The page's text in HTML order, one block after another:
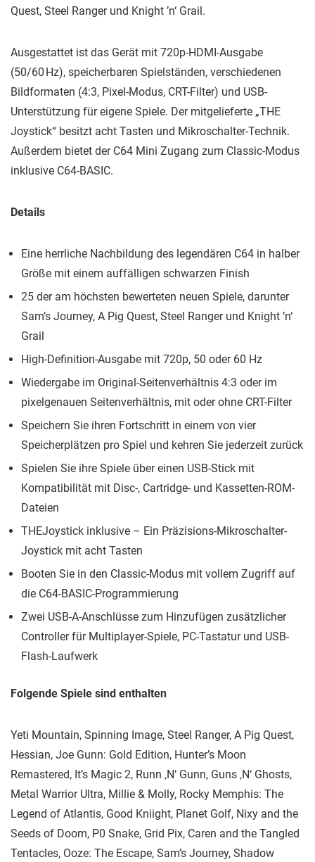
Quest, Steel Ranger und Knight ’n‘ Grail.
Ausgestattet ist das Gerät mit 720p-HDMI-Ausgabe
(50/60 Hz), speicherbaren Spielständen, verschiedenen
Bildformaten (4:3, Pixel-Modus, CRT-Filter) und USB-
Unterstützung für eigene Spiele. Der mitgelieferte „THE
Joystick“ besitzt acht Tasten und Mikroschalter-Technik.
Außerdem bietet der C64 Mini Zugang zum Classic-Modus
inklusive C64-BASIC.
Details
Eine herrliche Nachbildung des legendären C64 in halber
Größe mit einem auffälligen schwarzen Finish
25 der am höchsten bewerteten neuen Spiele, darunter
Sam’s Journey, A Pig Quest, Steel Ranger und Knight ’n‘
Grail
High-Definition-Ausgabe mit 720p, 50 oder 60 Hz
Wiedergabe im Original-Seitenverhältnis 4:3 oder im
pixelgenauen Seitenverhältnis, mit oder ohne CRT-Filter
Speichern Sie ihren Fortschritt in einem von vier
Speicherplätzen pro Spiel und kehren Sie jederzeit zurück
Spielen Sie ihre Spiele über einen USB-Stick mit
Kompatibilität mit Disc-, Cartridge- und Kassetten-ROM-
Dateien
THEJoystick inklusive – Ein Präzisions-Mikroschalter-
Joystick mit acht Tasten
Booten Sie in den Classic-Modus mit vollem Zugriff auf
die C64-BASIC-Programmierung
Zwei USB-A-Anschlüsse zum Hinzufügen zusätzlicher
Controller für Multiplayer-Spiele, PC-Tastatur und USB-
Flash-Laufwerk
Folgende Spiele sind enthalten
Yeti Mountain, Spinning Image, Steel Ranger, A Pig Quest,
Hessian, Joe Gunn: Gold Edition, Hunter’s Moon
Remastered, It’s Magic 2, Runn ‚N‘ Gunn, Guns ‚N‘ Ghosts,
Metal Warrior Ultra, Millie & Molly, Rocky Memphis: The
Legend of Atlantis, Good Kniight, Planet Golf, Nixy and the
Seeds of Doom, P0 Snake, Grid Pix, Caren and the Tangled
Tentacles, Ooze: The Escape, Sam’s Journey, Shadow